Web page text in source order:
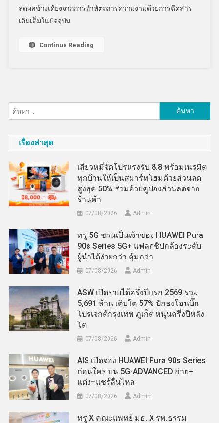
ลดผลข้างเคียงจากการทำหัตถการความงามด้วยการฉีดสาร
เติมเต็มในปัจจุบัน
Continue Reading
สำหรับ:
เรื่องล่าสุด
เสียวหมี่จัดโปรแรงรับ 8.8 พร้อมเนรมิต
ทุกบ้านให้เป็นสมาร์ทโฮมด้วยส่วนลด
สูงสุด 50% ร่วมด้วยคูปองส่วนลดจาก
ร้านค้า
07/08/2026 Admin
ทรู 5G ชวนเป็นเจ้าของ HUAWEI Pura
90s Series 5G+ แฟลกชิปกล้องระดับ
ผู้นำได้ง่ายกว่า คุ้มกว่า
07/08/2026 Admin
ASW เปิดรายได้ครึ่งปีแรก 2569 รวม
5,691 ล้าน เติบโต 57% ปักธงโอนบิ๊ก
โปรเจกต์กรุงเทพ ภูเก็ต หนุนครึ่งปีหลัง
โต
07/08/2026 Admin
AIS เปิดจอง HUAWEI Pura 90s Series
ก่อนใคร บน 5G-ADVANCED ถ่าย–
แต่ง–แชร์ลื่นไหล
07/08/2026 Admin
ทรู X คณะแพทย์ มธ. X รพ.ธรรม